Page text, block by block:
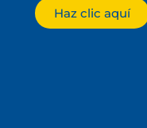
Haz clic aquí